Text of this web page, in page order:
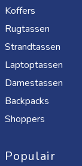
Koffers
Rugtassen
Strandtassen
Laptoptassen
Damestassen
Backpacks
Shoppers
Populair